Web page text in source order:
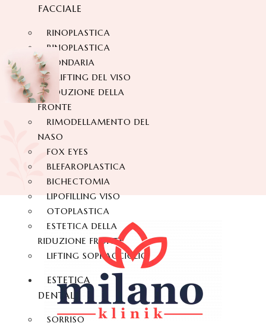
FACCIALE
RINOPLASTICA
RINOPLASTICA
SECONDARIA
IL LIFTING DEL VISO
RIDUZIONE DELLA
FRONTE
RIMODELLAMENTO DEL
NASO
FOX EYES
BLEFAROPLASTICA
BICHECTOMIA
LIPOFILLING VISO
OTOPLASTICA
ESTETICA DELLA
RIDUZIONE FRONTE
LIFTING SOPRACCIGLIO
ESTETICA
DENTALE
SORRISO